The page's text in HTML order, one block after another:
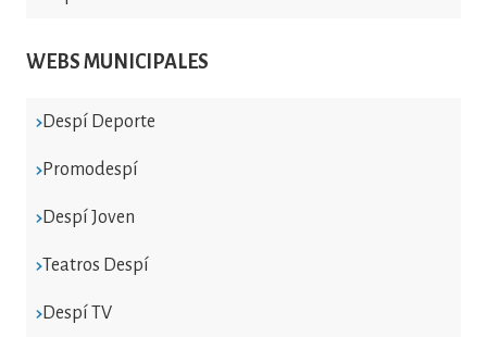
WEBS MUNICIPALES
Despí Deporte
Promodespí
Despí Joven
Teatros Despí
Despí TV